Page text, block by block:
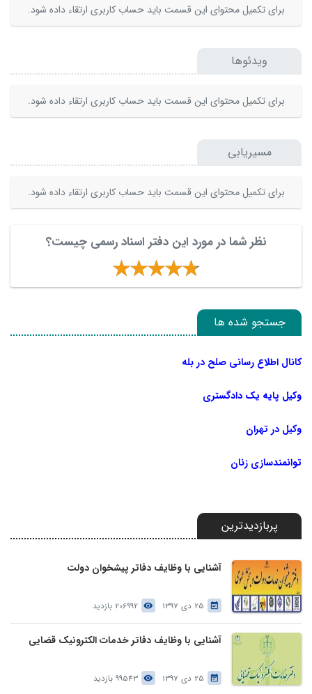
برای تکمیل محتوای این قسمت باید حساب کاربری ارتقاء داده شود.
ویدئوها
برای تکمیل محتوای این قسمت باید حساب کاربری ارتقاء داده شود.
مسیریابی
برای تکمیل محتوای این قسمت باید حساب کاربری ارتقاء داده شود.
نظر شما در مورد این دفتر اسناد رسمی چیست؟
جستجو شده ها
کانال اطلاع رسانی صلح در بله
وکیل پایه یک دادگستری
وکیل در تهران
توانمندسازی زنان
پربازدیدترین
آشنایی با وظایف دفاتر پیشخوان دولت
25 دی 1397 206992 بازدید
آشنایی با وظایف دفاتر خدمات الکترونیک قضایی
25 دی 1397 99543 بازدید